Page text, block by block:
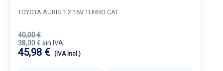
TOYOTA AURIS 1.2 16V TURBO CAT
40,00 €
38,00 € sin IVA.
45,98 € (IVA incl.)